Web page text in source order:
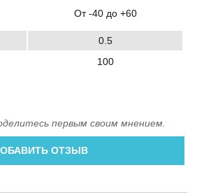
От -40 до +60
0.5
100
первым своим мнением.
ОТЗЫВ